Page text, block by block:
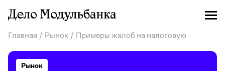
Главная / Рынок / Примеры жалоб на налоговую
Рынок